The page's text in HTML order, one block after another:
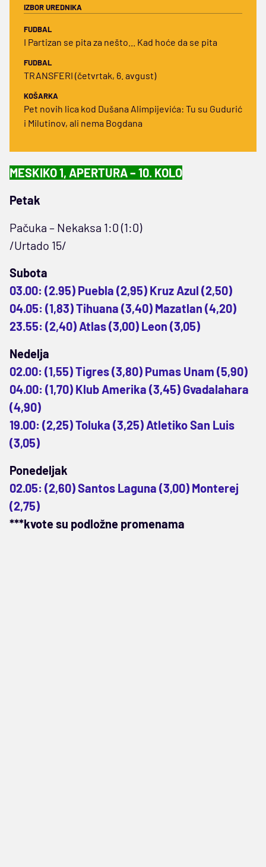
IZBOR UREDNIKA
FUDBAL
I Partizan se pita za nešto... Kad hoće da se pita
FUDBAL
TRANSFERI (četvrtak, 6. avgust)
KOŠARKA
Pet novih lica kod Dušana Alimpijevića: Tu su Gudurić
i Milutinov, ali nema Bogdana
MESKIKO 1, APERTURA – 10. KOLO
Petak
Pačuka – Nekaksa 1:0 (1:0)
/Urtado 15/
Subota
03.00: (2.95) Puebla (2,95) Kruz Azul (2,50)
04.05: (1,83) Tihuana (3,40) Mazatlan (4,20)
23.55: (2,40) Atlas (3,00) Leon (3,05)
Nedelja
02.00: (1,55) Tigres (3,80) Pumas Unam (5,90)
04.00: (1,70) Klub Amerika (3,45) Gvadalahara
(4,90)
19.00: (2,25) Toluka (3,25) Atletiko San Luis
(3,05)
Ponedeljak
02.05: (2,60) Santos Laguna (3,00) Monterej
(2,75)
***kvote su podložne promenama